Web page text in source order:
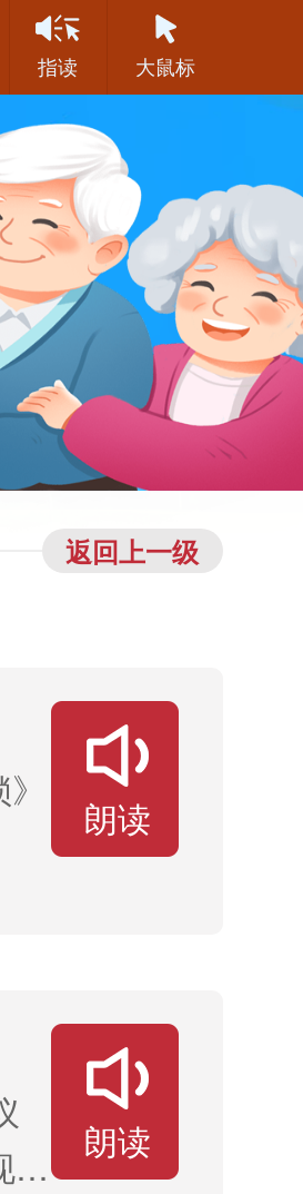
指读 大鼠标
返回上一级
朗读
予
朗读